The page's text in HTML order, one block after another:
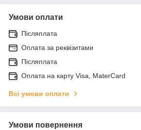
Умови оплати
Післяплата
Оплата за реквізитами
Післяплата
Оплата на карту Visa, MaterCard
Всі умови оплати
Умови повернення